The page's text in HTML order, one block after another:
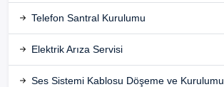
Telefon Santral Kurulumu
Elektrik Arıza Servisi
Ses Sistemi Kablosu Döşeme ve Kurulumu